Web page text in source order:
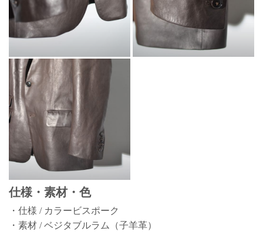
仕様・素材・色
・仕様 / カラービスポーク
・素材 / ベジタブルラム（子羊革）